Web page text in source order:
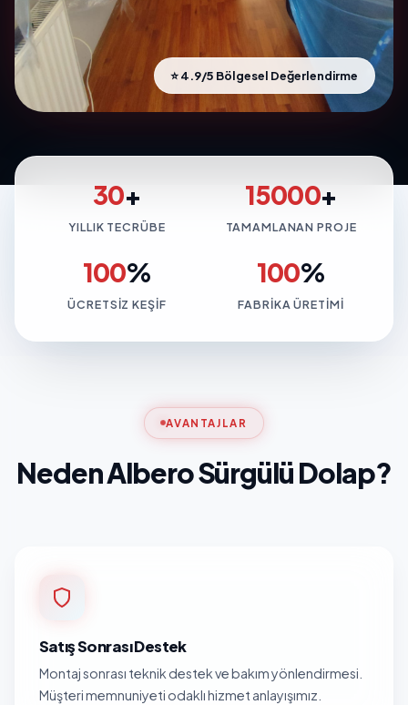
⭐ 4.9/5 Bölgesel Değerlendirme
30+
YILLIK TECRÜBE
15000+
TAMAMLANAN PROJE
100%
ÜCRETSIZ KEŞIF
100%
FABRIKA ÜRETIMI
AVANTAJLAR
Neden Albero Sürgülü Dolap?
Satış Sonrası Destek
Montaj sonrası teknik destek ve bakım yönlendirmesi.
Müşteri memnuniyeti odaklı hizmet anlayışımız.